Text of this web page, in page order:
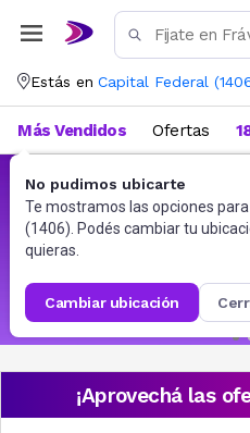
Estás en Capital Federal (
No pudimos ubicarte
Te mostramos las opciones para
(1406). Podés cambiar tu
quieras.
cambiar ubicación
Más Vendidos Ofertas
¡Aprovechá las